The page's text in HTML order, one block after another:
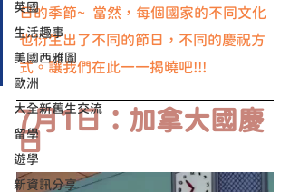
英國
生活趣事
美國西雅圖
歐洲
大全新舊生交流
留學
遊學
新資訊分享
日的季節~  當然，每個國家的不同文化
也衍生出了不同的節日，不同的慶祝方
式。讓我們在此一一揭曉吧!!!
7月1日：加拿大國慶
日